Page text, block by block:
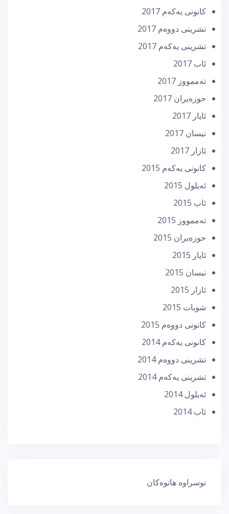
كانونی یه‌كه‌م 2017
تشرینی دووه‌م 2017
تشرینی یه‌كه‌م 2017
ئاب 2017
تەممووز 2017
حوزه‌یران 2017
ئایار 2017
نیسان 2017
ئازار 2017
كانونی یه‌كه‌م 2015
ئه‌یلول 2015
ئاب 2015
تەممووز 2015
حوزه‌یران 2015
ئایار 2015
نیسان 2015
ئازار 2015
شوبات 2015
كانونی دووه‌م 2015
كانونی یه‌كه‌م 2014
تشرینی دووه‌م 2014
تشرینی یه‌كه‌م 2014
ئه‌یلول 2014
ئاب 2014
نوسراوە هاتوەکان